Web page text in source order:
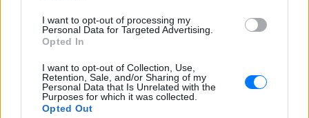
I want to opt-out of processing my
Personal Data for Targeted Advertising.
Opted In
I want to opt-out of Collection, Use,
Retention, Sale, and/or Sharing of my
Personal Data that Is Unrelated with the
Purposes for which it was collected.
Opted Out
Λευκορωσία
ΧΤΕΣ
επίθεση σε μία περίπτωση από ομάδα
μεταναστών που αντιστέκονταν στη
σύλληψή τους, οι αξιωματικοί
αναγκάστηκαν να υποχωρήσουν και οι